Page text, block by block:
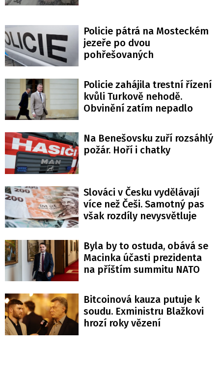
Policie pátrá na Mosteckém
jezeře po dvou
pohřešovaných
Policie zahájila trestní řízení
kvůli Turkově nehodě.
Obvinění zatím nepadlo
Na Benešovsku zuří rozsáhlý
požár. Hoří i chatky
Slováci v Česku vydělávají
více než Češi. Samotný pas
však rozdíly nevysvětluje
Byla by to ostuda, obává se
Macinka účasti prezidenta
na příštím summitu NATO
Bitcoinová kauza putuje k
soudu. Exministru Blažkovi
hrozí roky vězení